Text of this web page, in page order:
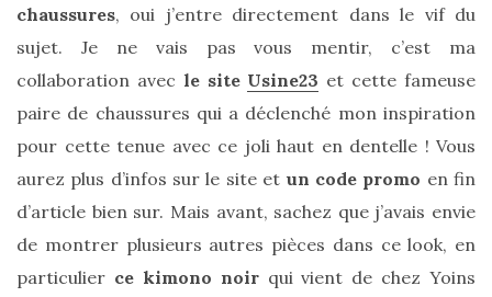
Sac
cabas
en
cuir
chaussures, oui j’entre directement dans le vif du
sujet. Je ne vais pas vous mentir, c’est ma
collaboration avec le site Usine23 et cette fameuse
paire de chaussures qui a déclenché mon inspiration
pour cette tenue avec ce joli haut en dentelle ! Vous
aurez plus d’infos sur le site et un code promo en fin
d’article bien sur. Mais avant, sachez que j’avais envie
de montrer plusieurs autres pièces dans ce look, en
particulier ce kimono noirqui vient de chez Yoins